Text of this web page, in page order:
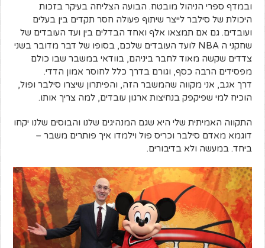
ובמדף ספרי הניהול מובטח. הבועה הצליחה בעיקר בזכות
היכולת של סילבר לייצר שיתוף פעולה חסר תקדים בין בעלים
ועובדים. גם אם תמצאו אלף ואחד הבדלים בין ועד העובדים של
שחקני ה NBA לועד העובדים שלכם, בסופו של דבר מדובר בשני
צדדים שקשה מאוד לחבר ביניהם, בוודאי במשבר שבו כולם
מפסידים הרבה כסף, וגורם בדרך כלל לחוסר אמון הדדי.
דרך אגב, אני מקווה שהמשבר הזה, והפיתרון שיצרו סילבר ופול,
הוכיח למי שפיקפק בנחיצות ארגון עובדים, למה צריך אותו.
התקווה האמיתית שלי היא שגם המנהיגים שלנו והבוסים שלנו יקחו
דוגמא מאדם סילבר וכריס פול וילמדו איך פותרים משבר –
ביחד. במעשה ולא בדיבורים.